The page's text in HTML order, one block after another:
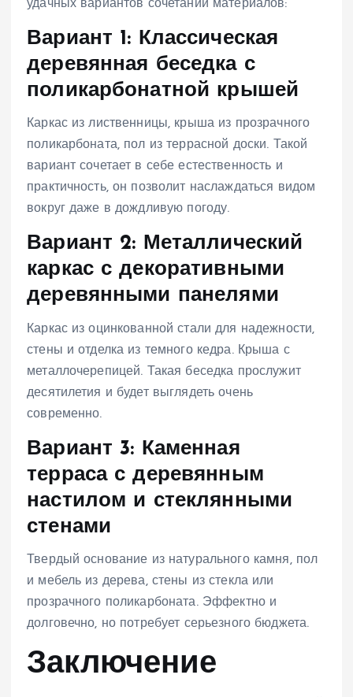
удачных вариантов сочетаний материалов:
Вариант 1: Классическая
деревянная беседка с
поликарбонатной крышей
Каркас из лиственницы, крыша из прозрачного
поликарбоната, пол из террасной доски. Такой
вариант сочетает в себе естественность и
практичность, он позволит наслаждаться видом
вокруг даже в дождливую погоду.
Вариант 2: Металлический
каркас с декоративными
деревянными панелями
Каркас из оцинкованной стали для надежности,
стены и отделка из темного кедра. Крыша с
металлочерепицей. Такая беседка прослужит
десятилетия и будет выглядеть очень
современно.
Вариант 3: Каменная
терраса с деревянным
настилом и стеклянными
стенами
Твердый основание из натурального камня, пол
и мебель из дерева, стены из стекла или
прозрачного поликарбоната. Эффектно и
долговечно, но потребует серьезного бюджета.
Заключение